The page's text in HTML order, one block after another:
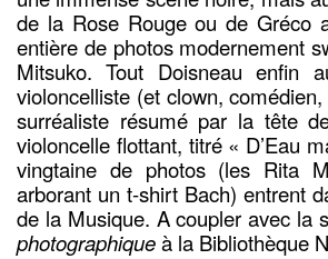
de la Rose Rouge ou de Gréco
entière de photos modernement
Mitsuko. Tout Doisneau enfin
violoncelliste (et clown,
surréaliste résumé par la tête
violoncelle flottant, titré « D’Eau
vingtaine de photos (les Rita
arborant un t-shirt Bach) entrent
de la Musique. A coupler avec la
photographiqueà la Bibliothèque